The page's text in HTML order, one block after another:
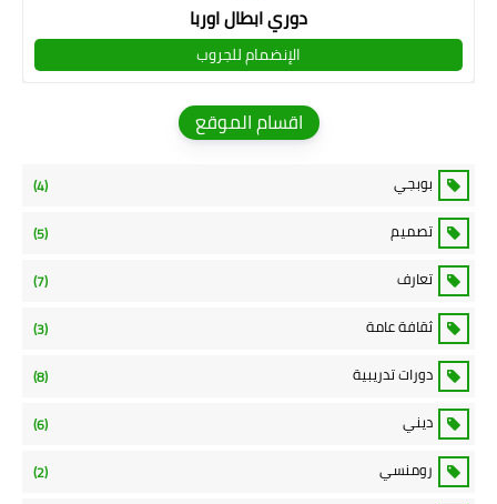
دوري ابطال اوربا
الإنضمام للجروب
اقسام الموقع
بوبجي (4)
تصميم (5)
تعارف (7)
ثقافة عامة (3)
دورات تدريبية (8)
ديني (6)
رومنسي (2)